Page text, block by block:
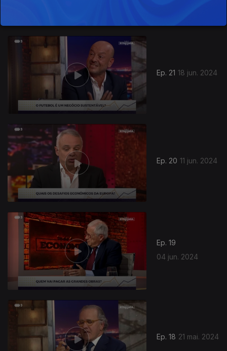
Ep. 21 18 jun. 2024
Ep. 20 11 jun. 2024
Ep. 19
04 jun. 2024
Ep. 18 21 mai. 2024
769353